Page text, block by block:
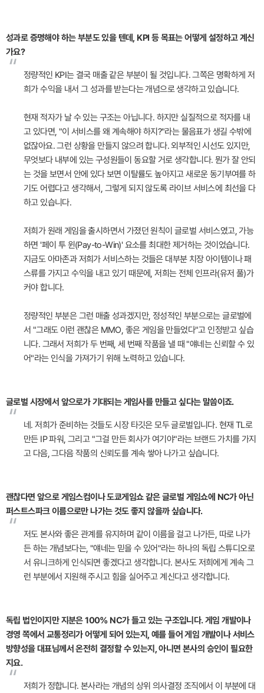
성과로 증명해야 하는 부분도 있을 텐데, KPI 등 목표는 어떻게 설정하고 계신
가요?
“
정량적인 KPI는 결국 매출 같은 부분이 될 것입니다. 그쪽은 명확하게 저
희가 수익을 내서 그 성과를 받는다는 개념으로 생각하고 있습니다.
현재 적자가 날 수 있는 구조는 아닙니다. 하지만 실질적으로 적자를 내
고 있다면, "이 서비스를 왜 계속해야 하지?"라는 물음표가 생길 수밖에
없잖아요. 그런 상황을 만들지 않으려 합니다. 외부적인 시선도 있지만,
무엇보다 내부에 있는 구성원들이 동요할 거로 생각합니다. 뭔가 잘 안되
는 것을 보면서 안에 있다 보면 이탈률도 높아지고 새로운 동기부여를 하
기도 어렵다고 생각해서, 그렇게 되지 않도록 라이브 서비스에 최선을 다
하고 있습니다.
저희가 원래 게임을 출시하면서 가졌던 원칙이 글로벌 서비스였고, 가능
하면 '페이 투 윈(Pay-to-Win)' 요소를 최대한 제거하는 것이었습니다.
지금도 아마존과 저희가 서비스하는 것들은 대부분 치장 아이템이나 패
스류를 가지고 수익을 내고 있기 때문에, 저희는 전체 인프라(유저 풀)가
커야 합니다.
정량적인 부분은 그런 매출 성과겠지만, 정성적인 부분으로는 글로벌에
서 "그래도 이런 괜찮은 MMO, 좋은 게임을 만들었다"고 인정받고 싶습
니다. 그래서 저희가 두 번째, 세 번째 작품을 낼 때 "얘네는 신뢰할 수 있
어"라는 인식을 가져가기 위해 노력하고 있습니다.
글로벌 시장에서 앞으로가 기대되는 게임사를 만들고 싶다는 말씀이죠.
“
네. 저희가 준비하는 것들도 시장 타깃은 모두 글로벌입니다. 현재 TL로
만든 IP 파워, 그리고 "그걸 만든 회사가 여기야"라는 브랜드 가치를 가지
고 다음, 그다음 작품의 신뢰도를 계속 쌓아 나가고 싶습니다.
괜찮다면 앞으로 게임스컴이나 도쿄게임쇼 같은 글로벌 게임쇼에 NC가 아닌
퍼스트스파크 이름으로만 나가는 것도 좋지 않을까 싶습니다.
“
저도 본사와 좋은 관계를 유지하며 같이 이름을 걸고 나가든, 따로 나가
든 하는 개념보다는, "얘네는 믿을 수 있어"라는 하나의 독립 스튜디오로
서 유니크하게 인식되면 좋겠다고 생각합니다. 본사도 저희에게 계속 그
런 부분에서 지원해 주시고 힘을 실어주고 계신다고 생각합니다.
독립 법인이지만 지분은 100% NC가 들고 있는 구조입니다. 게임 개발이나
경영 쪽에서 교통정리가 어떻게 되어 있는지, 예를 들어 게임 개발이나 서비스
방향성을 대표님께서 온전히 결정할 수 있는지, 아니면 본사의 승인이 필요한
지요.
“ 저희가 정합니다. 본사라는 개념의 상위 의사결정 조직에서 이 부분에 대